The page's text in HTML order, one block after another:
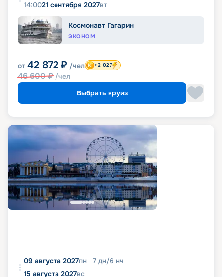
14:0021 сентября 2027вт
Космонавт Гагарин
ЭКОНОМ
от 42 872 ₽ /чел
46 600₽ /чел
+2 027
Выбрать круиз
09 августа 2027пн 7 дн/6 нч
15 августа 2027вс